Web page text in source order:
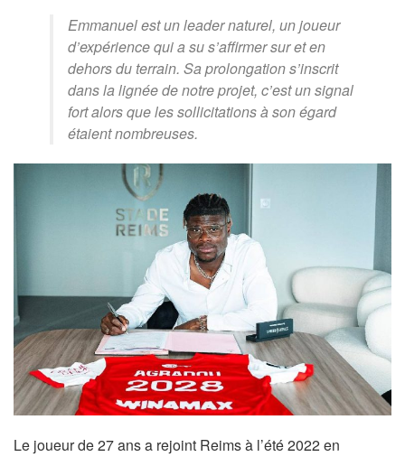
Emmanuel est un leader naturel, un joueur
d’expérience qui a su s’affirmer sur et en
dehors du terrain. Sa prolongation s’inscrit
dans la lignée de notre projet, c’est un signal
fort alors que les sollicitations à son égard
étaient nombreuses.
Le joueur de 27 ans a rejoint Reims à l’été 2022 en